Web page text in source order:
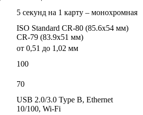
5 секунд на 1 карту – монохромная
ISO Standard CR-80 (85.6x54 мм)
CR-79 (83.9x51 мм)
от 0,51 до 1,02 мм
100
70
USB 2.0/3.0 Type B, Ethernet
10/100, Wi-Fi